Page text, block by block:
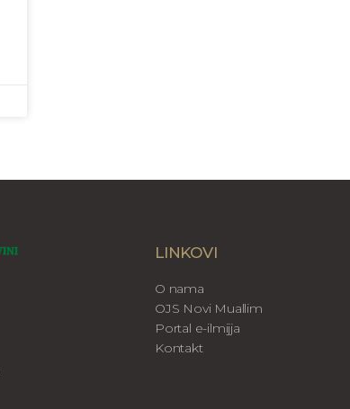
LINKOVI
O nama
OJS Novi Muallim
Portal e-ilmijja
Kontakt